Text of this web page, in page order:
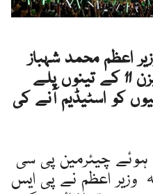
اعظم محمد شہباز
شریف نے پی ایس ایل سیزن 11 کے تینوں پلے
کو اسٹیڈیم آنے کی
ہوئے چیئرمین پی سی
وزیر اعظم نے پی ایس